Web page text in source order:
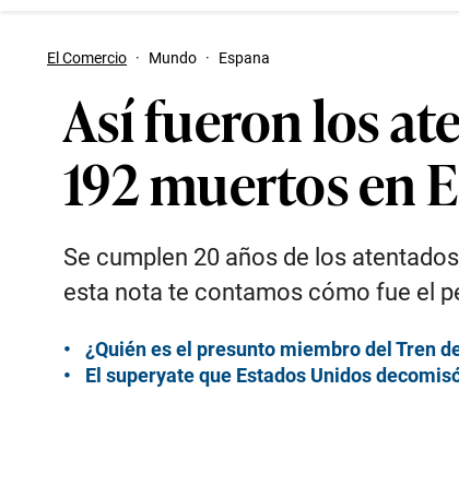
El Comercio · Mundo · Espana
Así fueron los
192 muertos en
Se cumplen 20 años de los
esta nota te contamos cómo fue el
¿Quién es el presunto miembro del Tren
El superyate que Estados Unidos